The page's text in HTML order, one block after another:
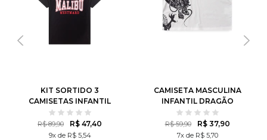
KIT SORTIDO 3
CAMISETAS INFANTIL
MASCULINO AVULSO
R$ 89,90 R$ 47,40
9x de R$ 5,54
CAMISETA MASCULINA
INFANTIL DRAGÃO
CHINÊS
R$ 59,90 R$ 37,90
7x de R$ 5,70